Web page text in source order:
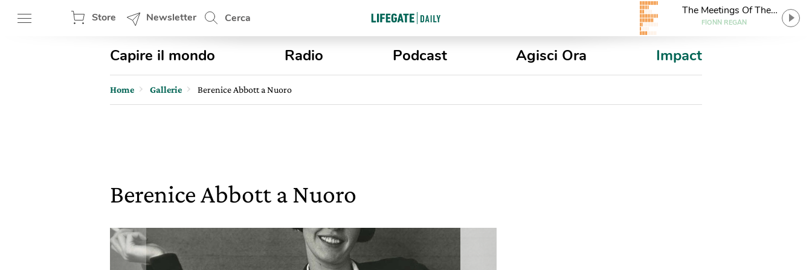
Store Newsletter Cerca
The Meetings Of The
Waters
FIONN REGAN
Capire il mondo Radio Podcast Agisci Ora Impact
Home Gallerie Berenice Abbott a Nuoro
Berenice Abbott a Nuoro